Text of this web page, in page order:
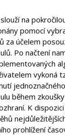
na
pomocí
za účelem
Po načtení
vykoná
během
K
prohlížení